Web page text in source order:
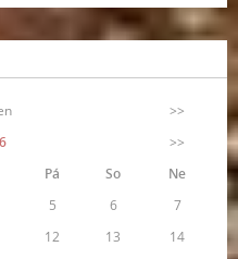
>>
>>
Pá So
Ne
5 6
7
12 13
14